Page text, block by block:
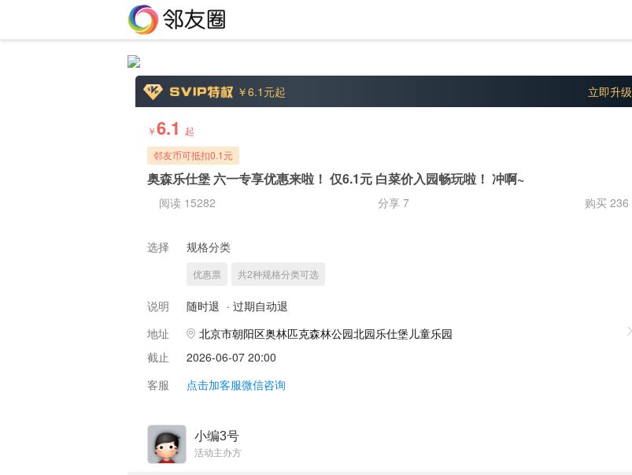
￥6.1 元起 立即升级
￥6.1 起
邻友币可抵扣0.1元
奥森乐仕堡 六一专享优惠来啦！ 仅6.1元 白菜价入园畅玩啦！ 冲啊~
阅读 15282 分享 7 购买 236
选择 规格分类
优惠票 共2种规格分类可选
说明 随时退 · 过期自动退
地址
北京市朝阳区奥林匹克森林公园北园乐仕堡儿童乐园
截止
2026-06-07 20:00
客服
点击加客服微信咨询
小编3号
活动主办方